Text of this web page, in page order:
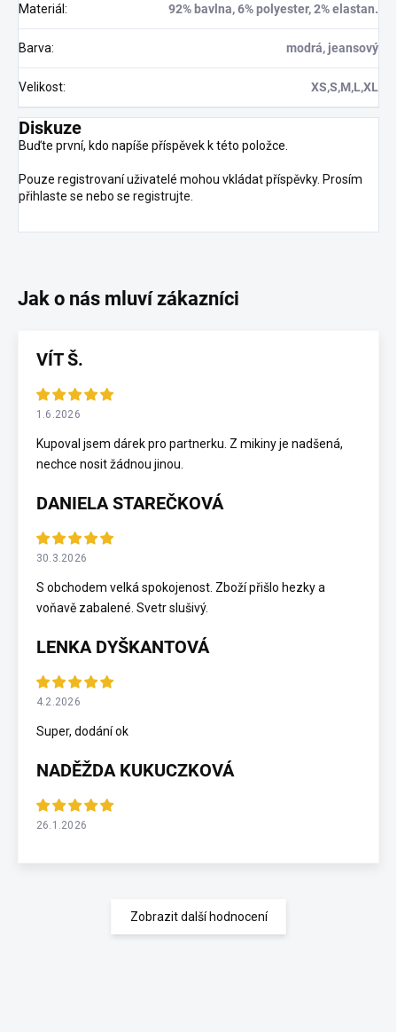
Materiál : 92% bavlna, 6% polyester, 2% elastan.
Barva: modrá, jeansový
Velikost: XS,S,M,L,XL
Diskuze
Buďte první, kdo napíše příspěvek k této položce.
Pouze registrovaní uživatelé mohou vkládat příspěvky. Prosím
přihlaste se nebo se registrujte
VÍT Š.
1.6.2026
Kupoval jsem dárek pro partnerku. Z mikiny je nadšená,
nechce nosit žádnou jinou.
DANIELA STAREČKOVÁ
30.3.2026
S obchodem velká spokojenost. Zboží přišlo hezky a
voňavě zabalené. Svetr slušivý.
LENKA DYŠKANTOVÁ
4.2.2026
Super, dodání ok
NADĚŽDA KUKUCZKOVÁ
26.1.2026
Zobrazit další hodnocení